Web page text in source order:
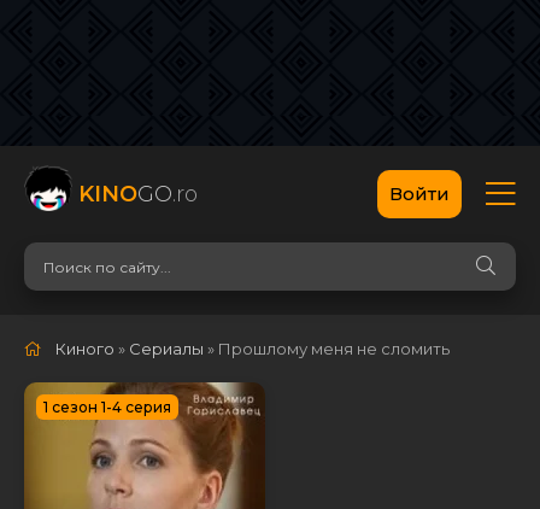
KINOGO.ro Войти
Киного » Сериалы » Прошлому меня не сломить
1 сезон 1-4 серия